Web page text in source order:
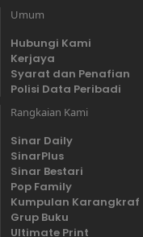
Umum
Hubungi Kami
Kerjaya
Syarat dan Penafian
Polisi Data Peribadi
Rangkaian Kami
Sinar Daily
SinarPlus
Sinar Bestari
Pop Family
Kumpulan Karangkraf
Grup Buku
Ultimate Print